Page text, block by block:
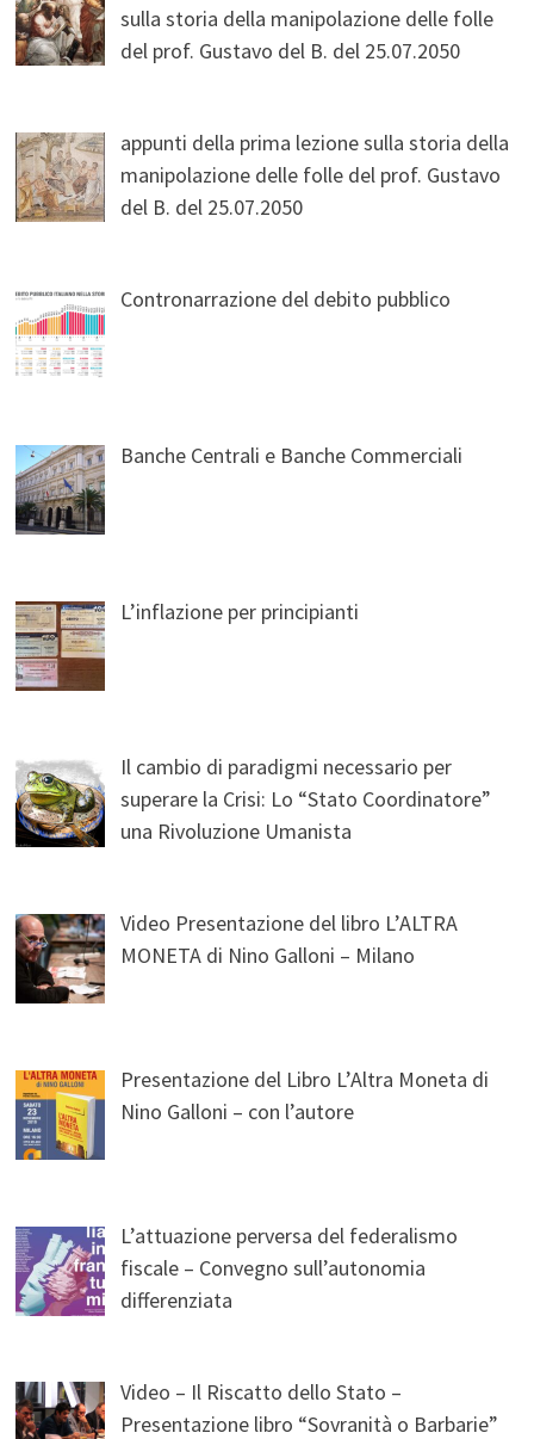
sulla storia della manipolazione delle folle
del prof. Gustavo del B. del 25.07.2050
appunti della prima lezione sulla storia della
manipolazione delle folle del prof. Gustavo
del B. del 25.07.2050
Contronarrazione del debito pubblico
Banche Centrali e Banche Commerciali
L’inflazione per principianti
Il cambio di paradigmi necessario per
superare la Crisi: Lo “Stato Coordinatore”
una Rivoluzione Umanista
Video Presentazione del libro L’ALTRA
MONETA di Nino Galloni – Milano
Presentazione del Libro L’Altra Moneta di
Nino Galloni – con l’autore
L’attuazione perversa del federalismo
fiscale – Convegno sull’autonomia
differenziata
Video – Il Riscatto dello Stato –
Presentazione libro “Sovranità o Barbarie”